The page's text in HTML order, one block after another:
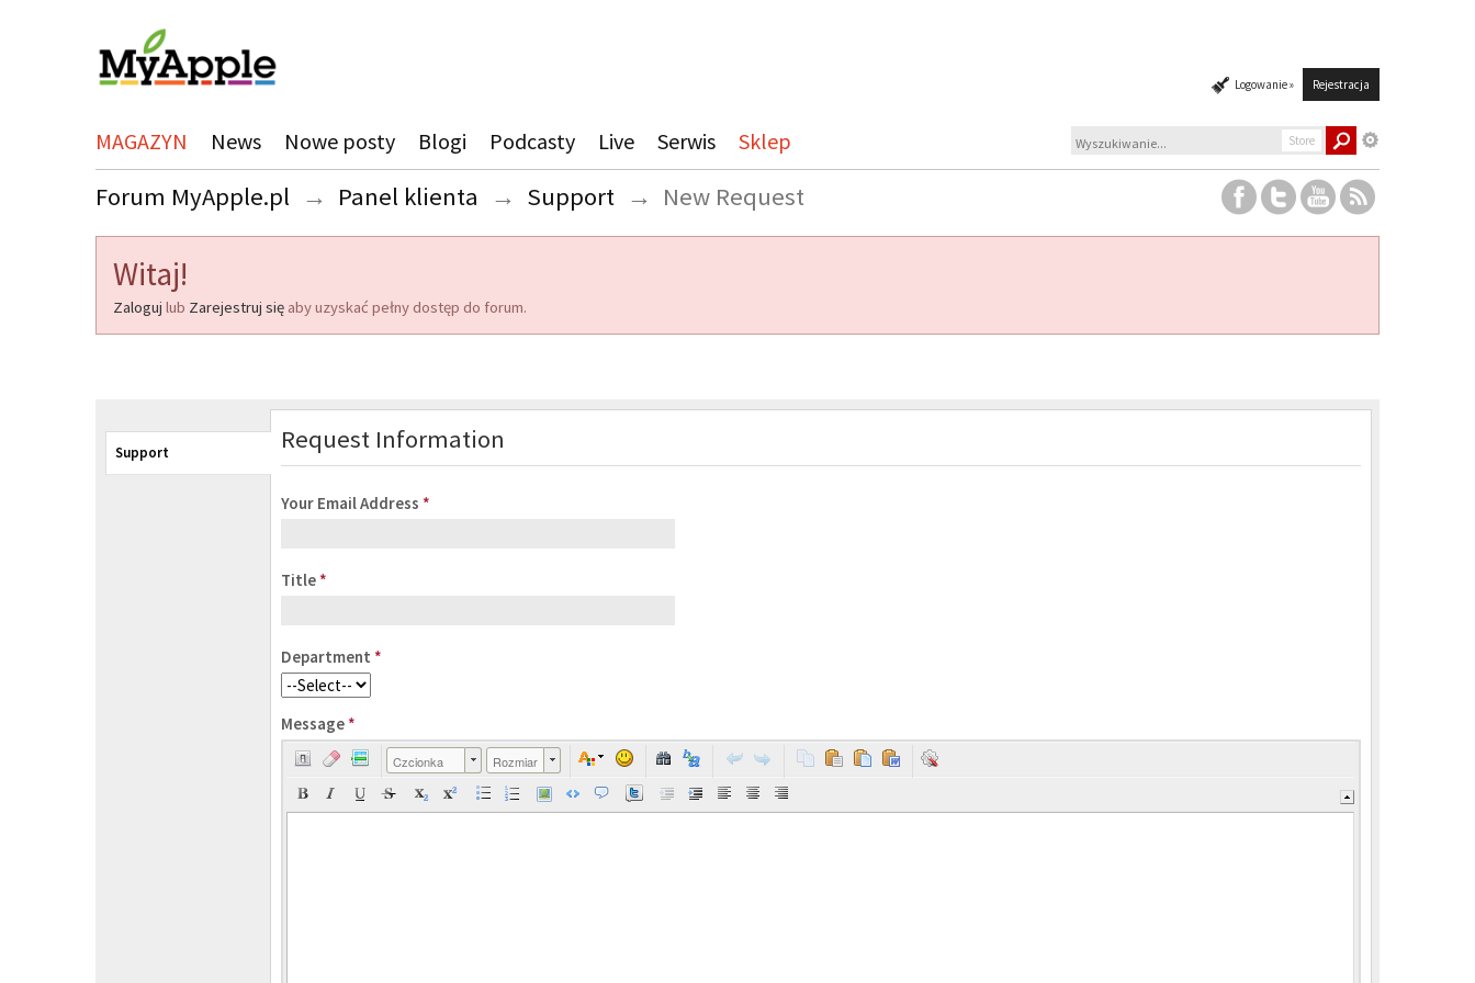
Logowanie » Rejestracja
MAGAZYN News Nowe posty Blogi Podcasty Live Serwis Sklep Store
Forum MyApple.pl → Panel klienta → Support → New Request
Witaj!
Zaloguj lub Zarejestruj się aby uzyskać pełny dostęp do forum.
Support Request Information
Your Email Address *
Title *
Department *
Message *
Czcionka Rozmiar